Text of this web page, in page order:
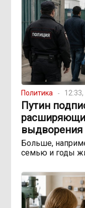
Политика 12:33,
Путин
выдворения
Больше,
семью и годы